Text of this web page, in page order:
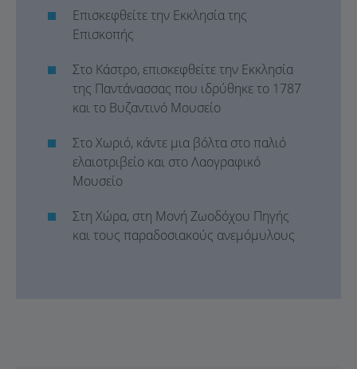
Επισκεφθείτε την Εκκλησία της
Επισκοπής
Στο Κάστρο, επισκεφθείτε την Εκκλησία
της Παντάνασσας που ιδρύθηκε το 1787
και το Βυζαντινό Μουσείο
Στο Χωριό, κάντε μια βόλτα στο παλιό
ελαιοτριβείο και στο Λαογραφικό
Μουσείο
Στη Χώρα, στη Μονή Ζωοδόχου Πηγής
και τους παραδοσιακούς ανεμόμυλους